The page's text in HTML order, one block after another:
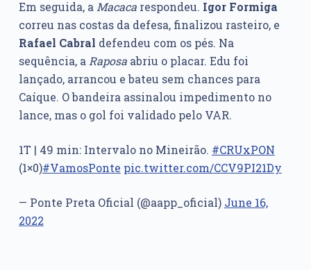
Em seguida, aMacacarespondeu. Igor Formiga
correu nas costas da defesa, finalizou rasteiro, e
Rafael Cabral defendeu com os pés. Na
sequência, aRaposaabriu o placar. Edu foi
lançado, arrancou e bateu sem chances para
Caíque. O bandeira assinalou impedimento no
lance, mas o gol foi validado pelo VAR.
1T | 49 min: Intervalo no Mineirão. #CRUxPON
(1×0)#VamosPonte pic.twitter.com/CCV9PI21Dy
— Ponte Preta Oficial (@aapp_oficial) June 16,
2022